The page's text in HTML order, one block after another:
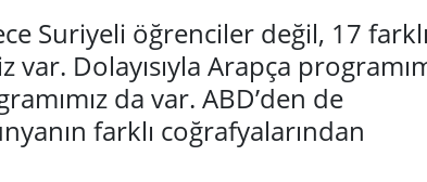
Suriyeli öğrenciler değil, 17 farklı
Dolayısıyla Arapça
da var. ABD’den de
farklı coğrafyalarından